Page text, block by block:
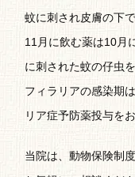
蚊に刺され皮膚の下
11月に飲む薬は10月
に刺された蚊の仔虫
フィラリアの感染期
リア症予防薬投与を
当院は、動物保険制